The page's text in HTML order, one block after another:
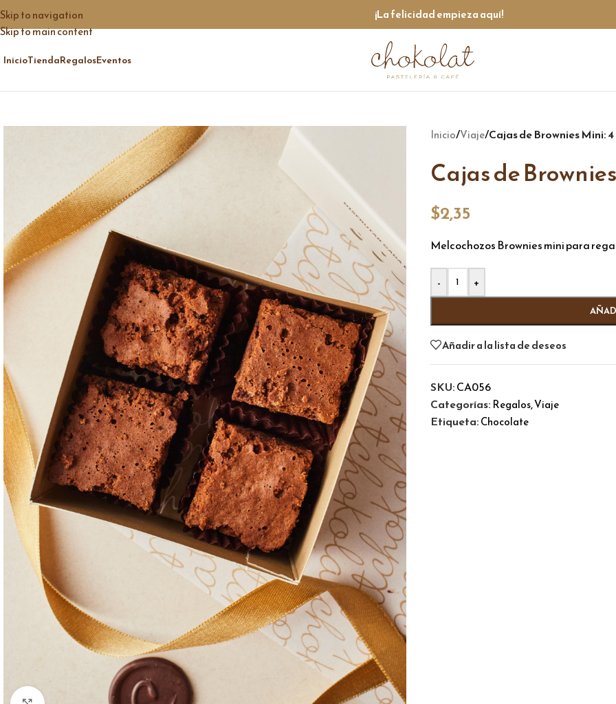
Skip to navigation
Skip to main content
¡La felicidad empieza aquí!
InicioTiendaRegalosEventos
Inicio/Viaje/Cajas de Brownies Mini:
Cajas de
$2,35
Melcochozos Brownies mini para
- +
Alternative:
Añadir a la lista de deseos
SKU:CA056
Categorías: Regalos,Viaje
Etiqueta:Chocolate